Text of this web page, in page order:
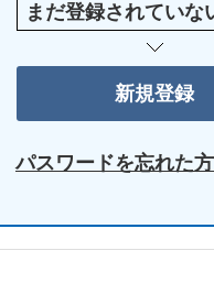
まだ登録されていな
パスワードを忘れた